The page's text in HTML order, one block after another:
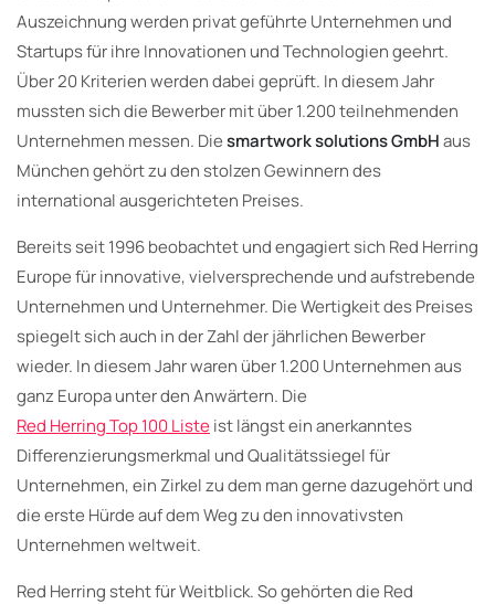
Auszeichnung werden privat geführte Unternehmen und
Startups für ihre Innovationen und Technologien geehrt.
Über 20 Kriterien werden dabei geprüft. In diesem Jahr
mussten sich die Bewerber mit über 1.200 teilnehmenden
Unternehmen messen. Diesmartwork solutionsGmbHaus
München gehört zu den stolzen Gewinnern des
international ausgerichteten Preises.
Bereits seit 1996 beobachtet und engagiert sich Red Herring
Europe für innovative, vielversprechende und aufstrebende
Unternehmen und Unternehmer. Die Wertigkeit des Preises
spiegelt sich auch in der Zahl der jährlichen Bewerber
wieder. In diesem Jahr waren über 1.200 Unternehmen aus
ganz Europa unter den Anwärtern. Die
Red Herring Top 100 Listeist längst ein anerkanntes
Differenzierungsmerkmal und Qualitätssiegel für
Unternehmen, ein Zirkel zu dem man gerne dazugehört und
die erste Hürde auf dem Weg zu den innovativsten
Unternehmen weltweit.
Red Herring steht für Weitblick. So gehörten die Red